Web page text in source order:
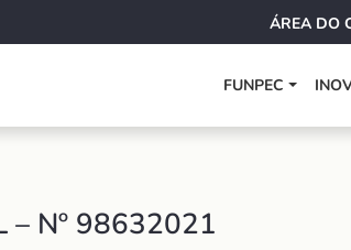
ÁREA DO
FUNPEC
– Nº 98632021